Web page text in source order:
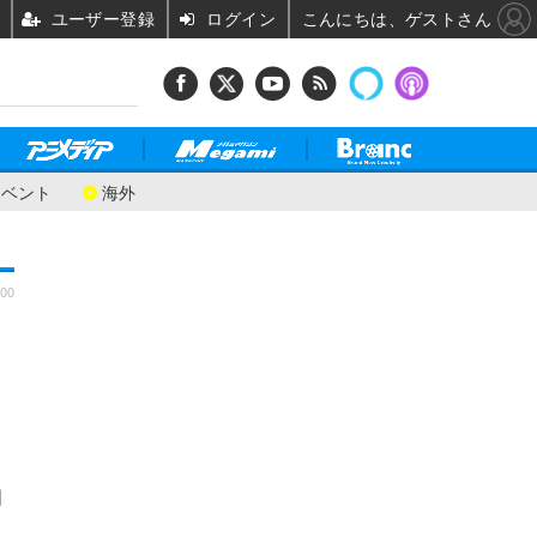
ント 海外
ユーザー登録 ログイン こんにちは、ゲストさん